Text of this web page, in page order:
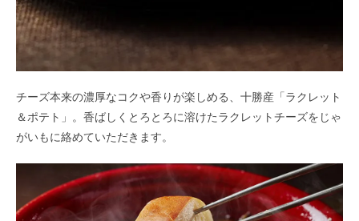
チーズ本来の濃厚なコクや香りが楽しめる、十勝産「ラクレット
＆ポテト」。香ばしくとろとろに溶けたラクレットチーズをじゃ
がいもに絡めていただきます。